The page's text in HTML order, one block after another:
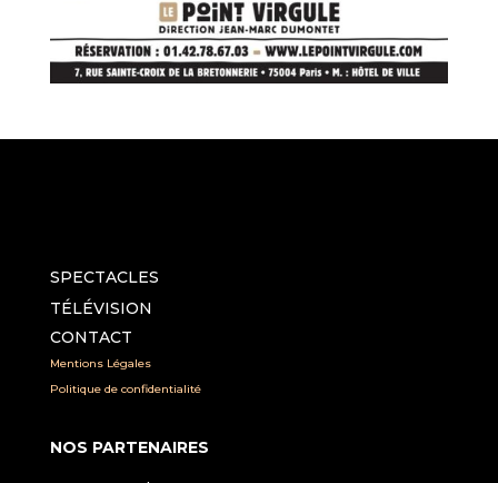
SPECTACLES
TÉLÉVISION
CONTACT
Mentions Légales
Politique de confidentialité
NOS PARTENAIRES